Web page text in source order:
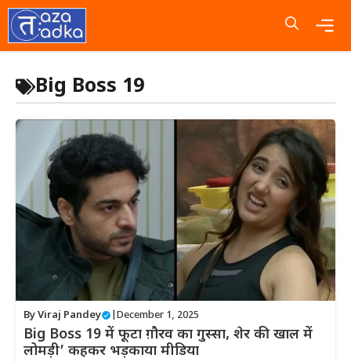
Skip
to
content
Big Boss 19
ByViraj Pandey December 1, 2025
Big Boss 19 में फूटा ग़ौरव का गुस्सा, शेर की खाल में
लोमड़ी’ कहकर भड़काया मीडिया